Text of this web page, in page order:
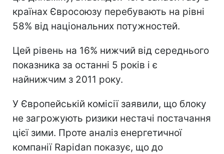
країнах Євросоюзу перебувають на рівні
58% від національних потужностей.
Цей рівень на 16% нижчий від середнього
показника за останні 5 років і є
найнижчим з 2011 року.
У Європейській комісії заявили, що блоку
не загрожують ризики нестачі постачання
цієї зими. Проте аналіз енергетичної
компанії Rapidan показує, що до